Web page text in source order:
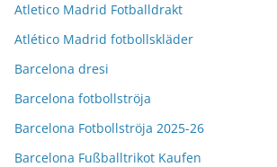
Atletico Madrid Fotballdrakt
Atlético Madrid fotbollskläder
Barcelona dresi
Barcelona fotbollströja
Barcelona Fotbollströja 2025-26
Barcelona Fußballtrikot Kaufen